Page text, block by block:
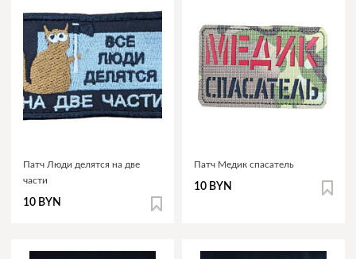
Патч Люди делятся на две
части
10 BYN
Патч Медик спасатель
10 BYN